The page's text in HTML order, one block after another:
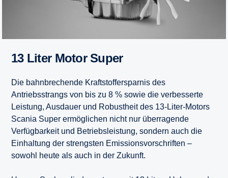
13 Liter Motor Super
Die bahnbrechende Kraftstoffersparnis des
Antriebsstrangs von bis zu 8 % sowie die verbesserte
Leistung, Ausdauer und Robustheit des 13-Liter-Motors
Scania Super ermöglichen nicht nur überragende
Verfügbarkeit und Betriebsleistung, sondern auch die
Einhaltung der strengsten Emissionsvorschriften –
sowohl heute als auch in der Zukunft.